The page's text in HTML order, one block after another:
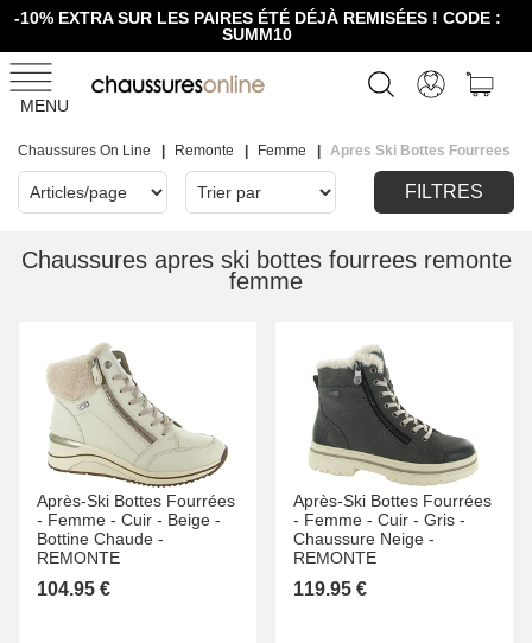
-10% EXTRA SUR LES PAIRES ÉTÉ DÉJÀ REMISÉES ! CODE :
SUMM10
MENU
Chaussures On Line Remonte Femme Apres Ski Bottes Fourrees
FILTRES
Chaussures apres ski bottes fourrees remonte
femme
Après-Ski Bottes Fourrées
- Femme - Cuir - Beige -
Bottine Chaude -
REMONTE
104.95 €
Après-Ski Bottes Fourrées
- Femme - Cuir - Gris -
Chaussure Neige -
REMONTE
119.95 €